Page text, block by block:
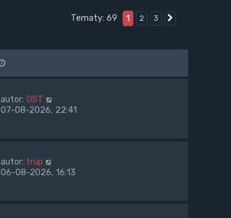
Tematy: 69 1 2 3
autor: DST
07-08-2026, 22:41
autor: trup
06-08-2026, 16:13